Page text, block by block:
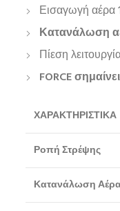
Εισαγωγή αέρα
Κατανάλωση
Πίεση
FORCE
ΧΑΡΑΚΤΗΡΙΣΤΙΚΑ
Ροπή Στρέψης
Κατανάλωση